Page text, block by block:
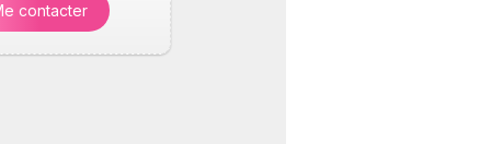
contacter